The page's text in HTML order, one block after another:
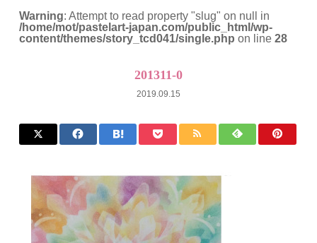
Warning: Attempt to read property "slug" on null in
/home/mot/pastelart-japan.com/public_html/wp-
content/themes/story_tcd041/single.php on line28
201311-0
2019.09.15